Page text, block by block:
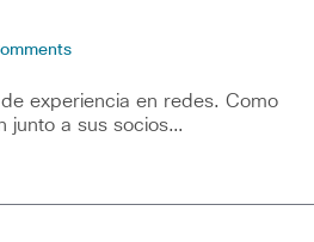
experiencia en redes. Como
junto a sus socios…